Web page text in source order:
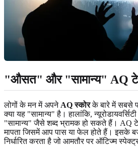
"औसत" और "सामान्य" AQ
लोगों के मन में अपने AQ स्कोरके बारे में सबसे
क्या यह "सामान्य" है। हालांकि,
"सामान्य" जैसे शब्द भ्रामक हो सकते हैं। AQ
मापता जिसमें आप पास या फेल होते हैं। इसके
निर्धारित करता है जो आमतौर पर ऑटिज्म